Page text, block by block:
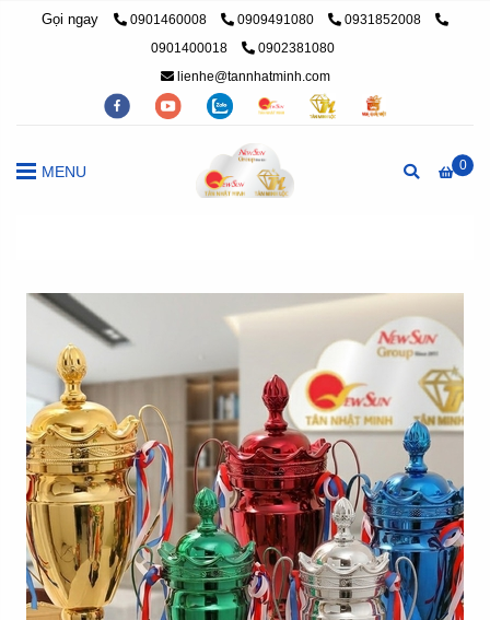
Gọi ngay 0901460008 0909491080
0931852008
0901400018
0902381080
lienhe@tannhatminh.com
0
MENU